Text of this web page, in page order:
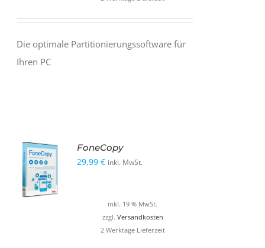
Die optimale Partitionierungssoftware für
Ihren PC
IN DEN
WARENKORB
FoneCopy
29,99€ inkl. MwSt.
inkl. 19 % MwSt.
zzgl. Versandkosten
2 Werktage Lieferzeit